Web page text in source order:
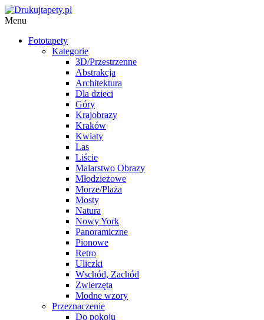
Menu
Fototapety
Kategorie
3D/Przestrzenne
Abstrakcja
Architektura
Dla dzieci
Góry
Krajobrazy
Kraków
Kwiaty
Las
Liście
Malarstwo Obrazy
Młodzieżowe
Morze/Plaża
Mosty
Natura
Nowy York
Panoramiczne
Pionowe
Retro
Uliczki
Wschód, Zachód
Zwierzęta
Modne wzory
Przeznaczenie
Do pokoju